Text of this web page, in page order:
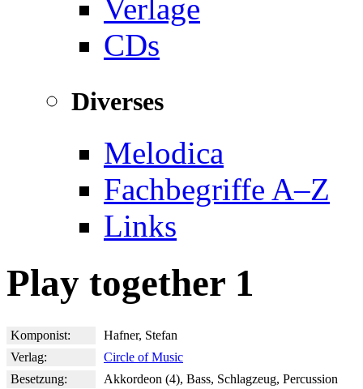
Verlage
CDs
Diverses
Melodica
Fachbegriffe A–Z
Links
Play together 1
Komponist:
Hafner, Stefan
Verlag:
Circle of Music
Besetzung:
Akkordeon (4), Bass, Schlagzeug, Percussion